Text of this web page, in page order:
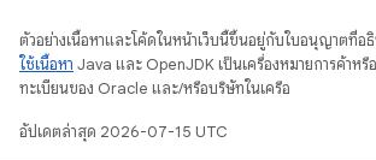
ตัวอย่างเนื้อหาและโค้ดในหน้าเว็บนี้ขึ้นอยู่กับใบอนุญาตที่อธิ
ใช้เนื้อหา Java และ OpenJDK เป็นเครื่องหมายการค้าหรื
ทะเบียนของ Oracle และ/หรือบริษัทในเครือ
อัปเดตล่าสุด 2026-07-15 UTC